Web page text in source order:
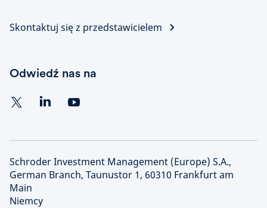
Skontaktuj się z przedstawicielem
Odwiedź nas na
Schroder Investment Management (Europe) S.A.,
German Branch, Taunustor 1, 60310 Frankfurt am
Main
Niemcy